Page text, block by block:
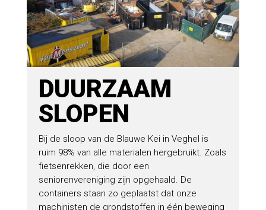
DUURZAAM
SLOPEN
Bij de sloop van de Blauwe Kei in Veghel is
ruim 98% van alle materialen hergebruikt. Zoals
fietsenrekken, die door een
seniorenvereniging zijn opgehaald. De
containers staan zo geplaatst dat onze
machinisten de grondstoffen in één beweging